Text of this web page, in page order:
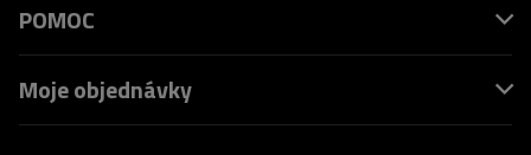
POMOC
Moje objednávky